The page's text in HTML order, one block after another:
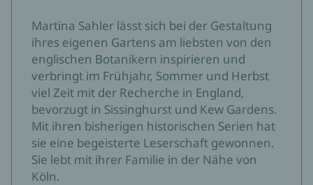
Martina Sahler lässt sich bei der Gestaltung
ihres eigenen Gartens am liebsten von den
englischen Botanikern inspirieren und
verbringt im Frühjahr, Sommer und Herbst
viel Zeit mit der Recherche in England,
bevorzugt in Sissinghurst und Kew Gardens.
Mit ihren bisherigen historischen Serien hat
sie eine begeisterte Leserschaft gewonnen.
Sie lebt mit ihrer Familie in der Nähe von
Köln.